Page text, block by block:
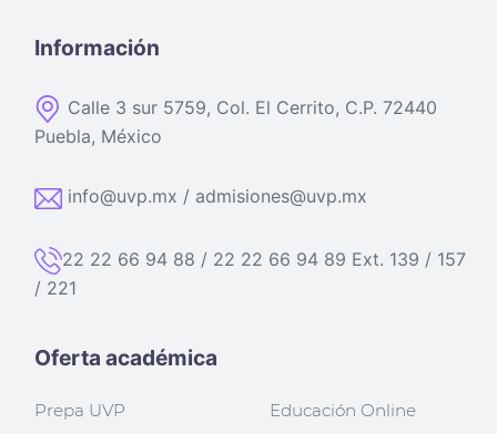
Información
Calle 3 sur 5759, Col. El Cerrito, C.P. 72440
Puebla, México
info@uvp.mx / admisiones@uvp.mx
22 22 66 94 88 / 22 22 66 94 89 Ext. 139 / 157
/ 221
Oferta académica
Prepa UVP Educación Online